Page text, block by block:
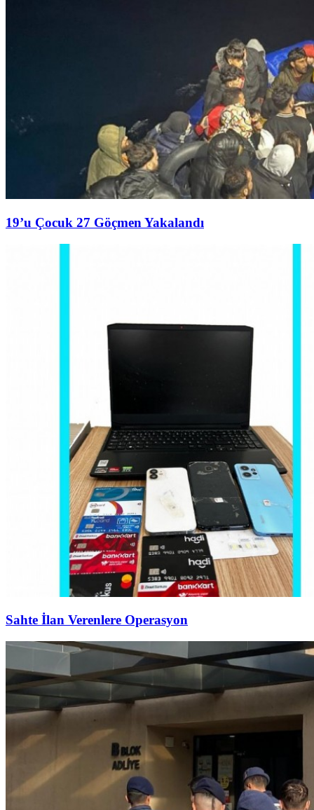
19’u Çocuk 27 Göçmen Yakalandı
Sahte İlan Verenlere Operasyon